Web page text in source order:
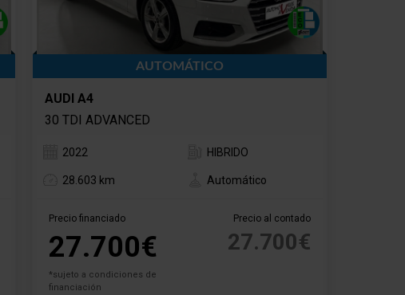
AUTOMÁTICO
AUDI A4
30 TDI ADVANCED
2022 HIBRIDO
28.603 km Automático
Precio financiado
27.700€
*sujeto a condiciones de
financiación
Precio al contado
27.700€